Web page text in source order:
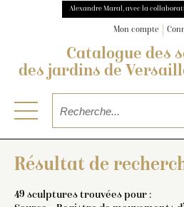
Alexandre Maral, avec la
Mon compte
Catalogue des
des jardins de
Résultat de
49 sculptures trouvées pour :